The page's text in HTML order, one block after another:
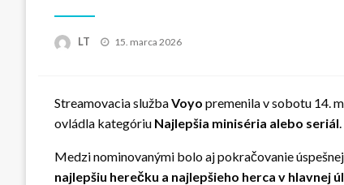
LT
Posted
15. marca 2026
Streamovacia službaVoyo premenila v sobotu 14.
ovládla kategóriu Najlepšia miniséria alebo seriál
Medzi nominovanými bolo aj pokračovanie
najlepšiu herečku a najlepšieho herca v hlavnej